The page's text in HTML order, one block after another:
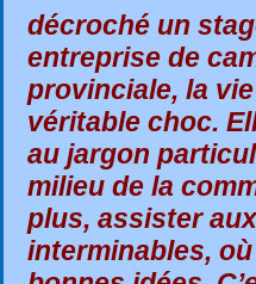
décroché un
entreprise de
provinciale, la
véritable choc.
au jargon
milieu de la
plus, assister
interminables,